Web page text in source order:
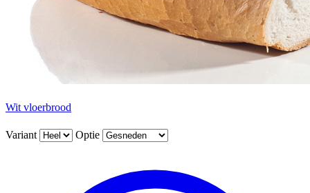
Wit vloerbrood
Variant Optie